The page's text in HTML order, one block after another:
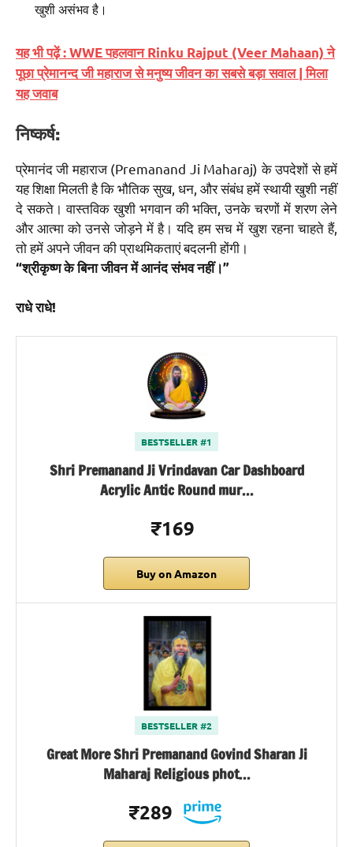
खुशी असंभव है।
यह भी पढ़ें : WWE पहलवान Rinku Rajput (Veer Mahaan) ने
पूछा प्रेमानन्द जी महाराज से मनुष्य जीवन का सबसे बड़ा सवाल | मिला
यह जवाब
निष्कर्ष:
प्रेमानंद जी महाराज (Premanand Ji Maharaj) के उपदेशों से हमें
यह शिक्षा मिलती है कि भौतिक सुख, धन, और संबंध हमें स्थायी खुशी नहीं
दे सकते। वास्तविक खुशी भगवान की भक्ति, उनके चरणों में शरण लेने
और आत्मा को उनसे जोड़ने में है। यदि हम सच में खुश रहना चाहते हैं,
तो हमें अपने जीवन की प्राथमिकताएं बदलनी होंगी।
“श्रीकृष्ण के बिना जीवन में आनंद संभव नहीं।”
राधे राधे!
BESTSELLER #1
Shri Premanand Ji Vrindavan Car Dashboard
Acrylic Antic Round mur…
₹169
Buy on Amazon
BESTSELLER #2
Great More Shri Premanand Govind Sharan Ji
Maharaj Religious phot…
₹289